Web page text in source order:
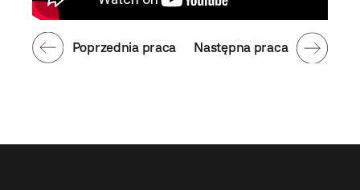
Następna praca
Poprzednia praca